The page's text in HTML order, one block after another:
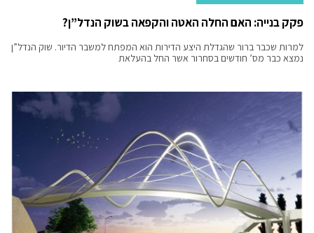
פקק בנייה: האם החלה האטה והקפאה בשוק הנדל”ן?
למרות שכבר ברור שהגדלת היצע הדירות הוא המפתח למשבר הדיור. שוק הנדל”ן
נמצא כבר מס’ חודשים בסחרור אשר החל בהעלאת